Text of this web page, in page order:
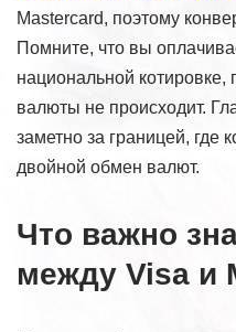
Masterсard, поэтому
Помните, что вы
национальной
валюты не происходит.
заметно за границей, где
двойной обмен валют.
Что важно
между Visa и